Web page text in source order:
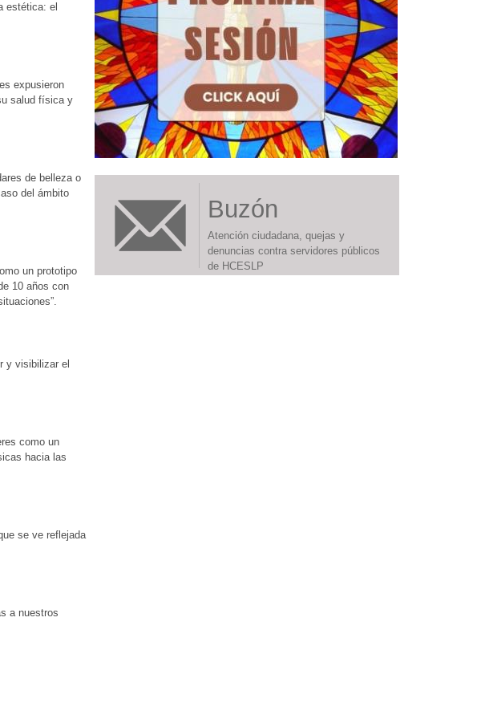
estética: el
expusieron
salud física y
de belleza o
del ámbito
un prototipo
10 años con
y visibilizar el
como un
hacia las
se ve reflejada
a nuestros
Buzón
Atención ciudadana, quejas y
denuncias contra servidores públicos
de HCESLP